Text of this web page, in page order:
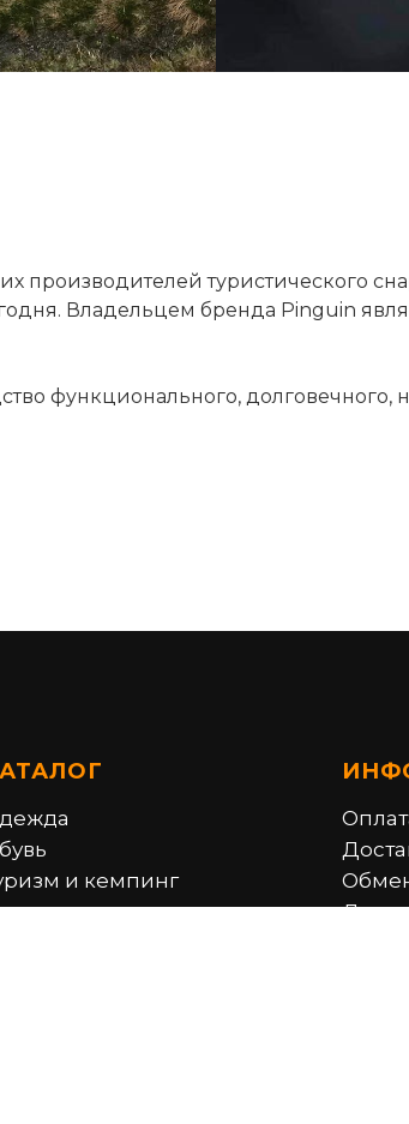
производителей туристического
Владельцем бренда Pinguin
функционального, долговечного,
и кемпинг